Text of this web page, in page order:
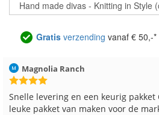
Gratis verzending vanaf € 50,-*
Magnolia Ranch
Snelle levering en een keurig pakket
leuke pakket van maken voor de